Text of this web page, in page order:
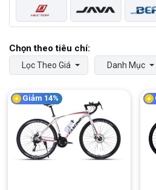
Lọc Theo Giá Danh Mục
Giảm 14%